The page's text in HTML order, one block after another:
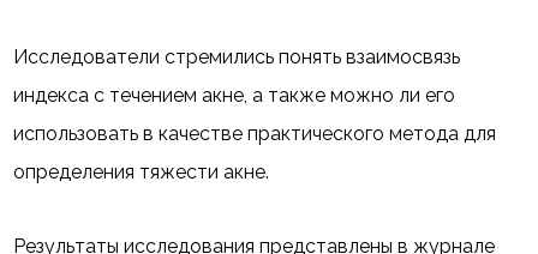
Исследователи стремились понять взаимосвязь
индекса с течением акне, а также можно ли его
использовать в качестве практического метода для
определения тяжести акне.
Результаты исследования представлены в журнале